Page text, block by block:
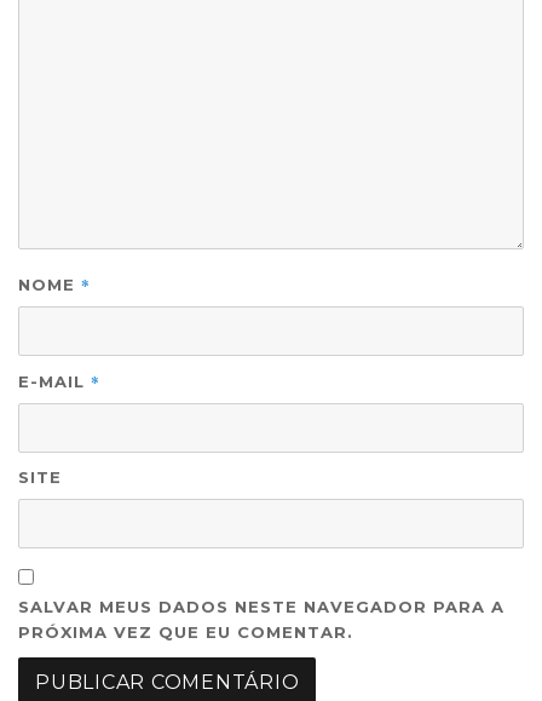
NOME *
E-MAIL *
SITE
SALVAR MEUS DADOS NESTE NAVEGADOR PARA A
PRÓXIMA VEZ QUE EU COMENTAR.